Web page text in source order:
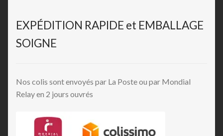
EXPÉDITION RAPIDE et EMBALLAGE
SOIGNE
Nos colis sont envoyés par La Poste ou par Mondial
Relay en 2 jours ouvrés